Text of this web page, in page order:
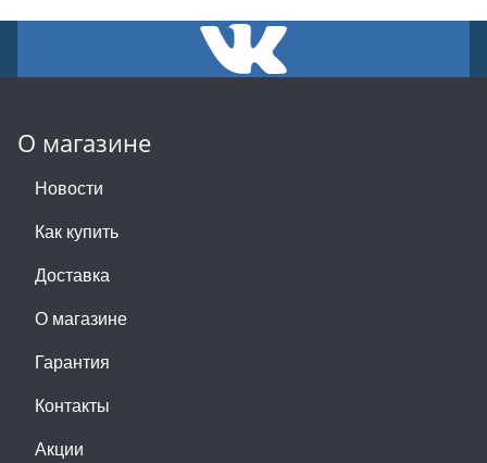
О магазине
Новости
Как купить
Доставка
О магазине
Гарантия
Контакты
Акции